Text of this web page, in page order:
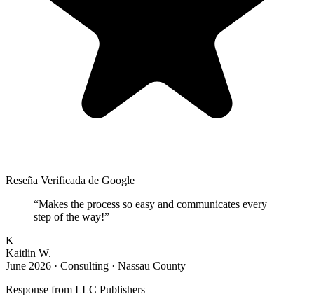
Reseña Verificada de Google
“Makes the process so easy and communicates every
step of the way!”
K
Kaitlin W.
June 2026 · Consulting · Nassau County
Response from LLC Publishers